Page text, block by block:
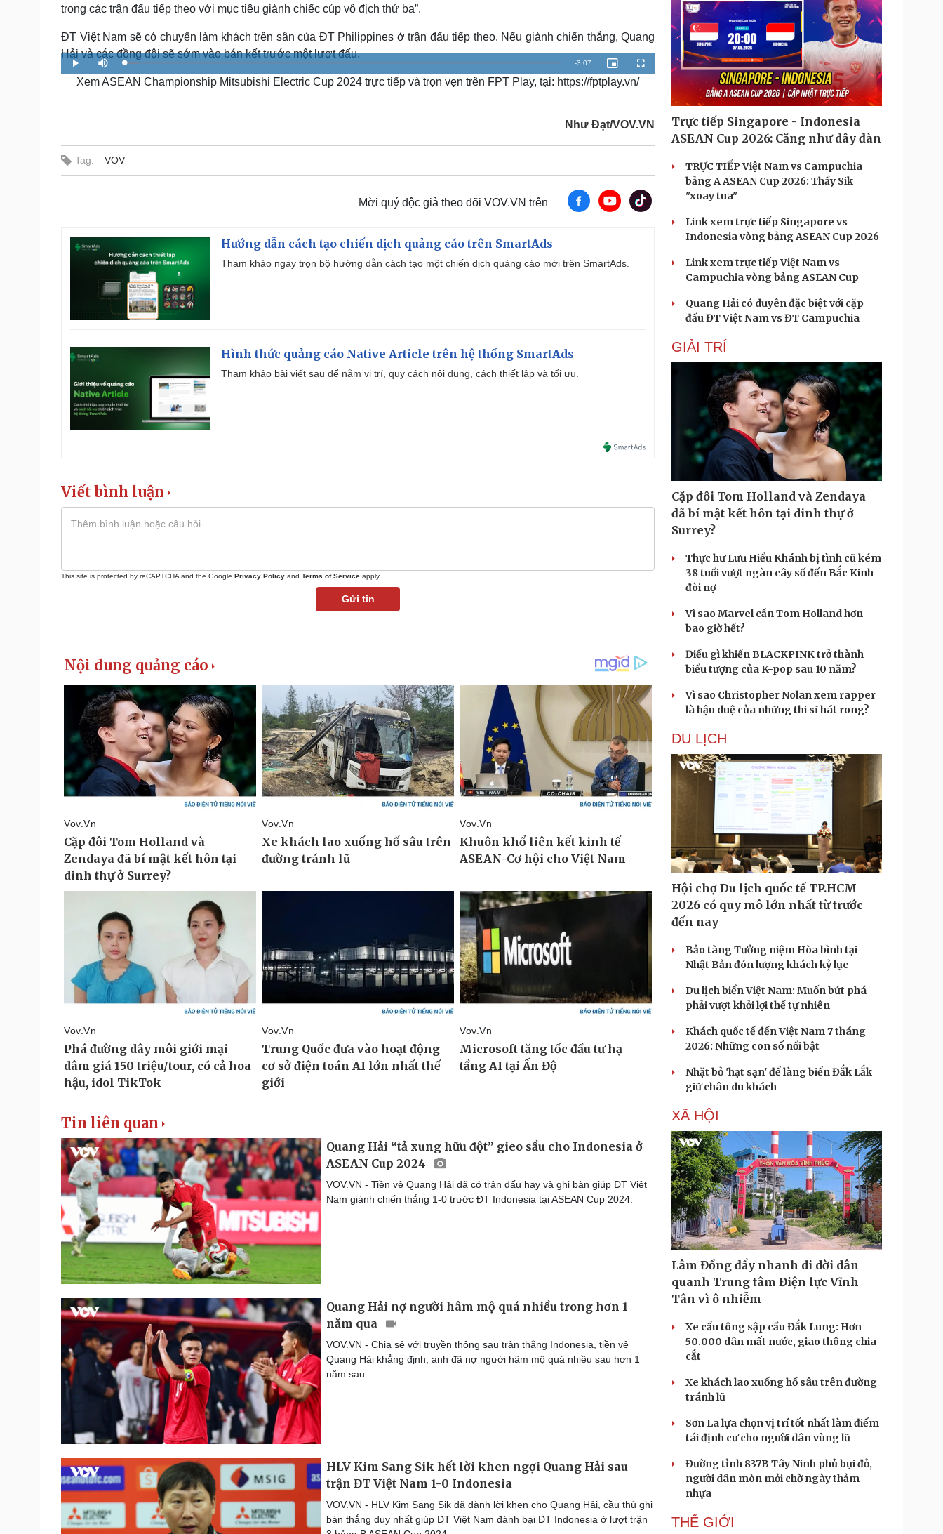
trong các trận đấu tiếp theo với mục tiêu giành chiếc cúp vô địch thứ ba”.
ĐT Việt Nam sẽ có chuyến làm khách trên sân của ĐT Philippines ở trận đấu tiếp theo. Nếu giành chiến thắng, Quang
Hải và các đồng đội sẽ sớm vào bán kết trước một lượt đấu.
P
l
a
y
M
u
t
L
o
a
d
R
e
a
i
i
n
-3:07
P
i
c
t
i
n
F
u
e
n
Xem ASEAN Championship Mitsubishi Electric Cup 2024 trực tiếp và trọn vẹn trên FPT Play, tại: https://fptplay.vn/
Như Đạt/VOV.VN
Tag: VOV
Mời quý độc giả theo dõi VOV.VN trên
Hướng dẫn cách tạo chiến dịch quảng cáo trên SmartAds
Tham khảo ngay trọn bộ hướng dẫn cách tạo một chiến dịch quảng cáo mới trên SmartAds.
Hình thức quảng cáo Native Article trên hệ thống SmartAds
Tham khảo bài viết sau để nắm vị trí, quy cách nội dung, cách thiết lập và tối ưu.
Viết bình luận
This site is protected by reCAPTCHA and the Google Privacy Policy and Terms of Service apply.
Gửi tin
Tin liên quan
Quang Hải “tả xung hữu đột” gieo sầu cho Indonesia ở
ASEAN Cup 2024
VOV.VN - Tiền vệ Quang Hải đã có trận đấu hay và ghi bàn giúp ĐT Việt
Nam giành chiến thắng 1-0 trước ĐT Indonesia tại ASEAN Cup 2024.
Quang Hải nợ người hâm mộ quá nhiều trong hơn 1
năm qua
VOV.VN - Chia sẻ với truyền thông sau trận thắng Indonesia, tiền vệ
Quang Hải khẳng định, anh đã nợ người hâm mộ quá nhiều sau hơn 1
năm sau.
HLV Kim Sang Sik hết lời khen ngợi Quang Hải sau
trận ĐT Việt Nam 1-0 Indonesia
VOV.VN - HLV Kim Sang Sik đã dành lời khen cho Quang Hải, cầu thủ ghi
bàn thắng duy nhất giúp ĐT Việt Nam đánh bại ĐT Indonesia ở lượt trận
Trực tiếp Singapore - Indonesia
ASEAN Cup 2026: Căng như dây đàn
TRỰC TIẾP Việt Nam vs Campuchia
bảng A ASEAN Cup 2026: Thầy Sik
"xoay tua"
Link xem trực tiếp Singapore vs
Indonesia vòng bảng ASEAN Cup 2026
Link xem trực tiếp Việt Nam vs
Campuchia vòng bảng ASEAN Cup
Quang Hải có duyên đặc biệt với cặp
đấu ĐT Việt Nam vs ĐT Campuchia
GIẢI TRÍ
Cặp đôi Tom Holland và Zendaya
đã bí mật kết hôn tại dinh thự ở
Surrey?
Thực hư Lưu Hiểu Khánh bị tình cũ kém
38 tuổi vượt ngàn cây số đến Bắc Kinh
đòi nợ
Vì sao Marvel cần Tom Holland hơn
bao giờ hết?
Điều gì khiến BLACKPINK trở thành
biểu tượng của K-pop sau 10 năm?
Vì sao Christopher Nolan xem rapper
là hậu duệ của những thi sĩ hát rong?
DU LỊCH
Hội chợ Du lịch quốc tế TP.HCM
2026 có quy mô lớn nhất từ trước
đến nay
Bảo tàng Tưởng niệm Hòa bình tại
Nhật Bản đón lượng khách kỷ lục
Du lịch biển Việt Nam: Muốn bứt phá
phải vượt khỏi lợi thế tự nhiên
Khách quốc tế đến Việt Nam 7 tháng
2026: Những con số nổi bật
Nhặt bỏ 'hạt sạn' để làng biển Đắk Lắk
giữ chân du khách
XÃ HỘI
Lâm Đồng đẩy nhanh di dời dân
quanh Trung tâm Điện lực Vĩnh
Tân vì ô nhiễm
Xe cẩu tông sập cầu Đắk Lung: Hơn
50.000 dân mất nước, giao thông chia
cắt
Xe khách lao xuống hố sâu trên đường
tránh lũ
Sơn La lựa chọn vị trí tốt nhất làm điểm
tái định cư cho người dân vùng lũ
Đường tỉnh 837B Tây Ninh phủ bụi đỏ,
người dân mòn mỏi chờ ngày thảm
nhựa
THẾ GIỚI